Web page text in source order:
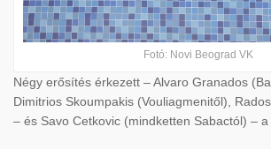
Fotó: Novi Beograd VK
Négy erősítés érkezett – Alvaro Granados
Dimitrios Skoumpakis (Vouliagmenitől),
– és Savo Cetkovic (mindketten Sabactól) – a